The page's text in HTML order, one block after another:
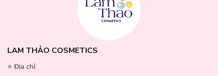
LAM THẢO COSMETICS
⭐️ Địa chỉ: